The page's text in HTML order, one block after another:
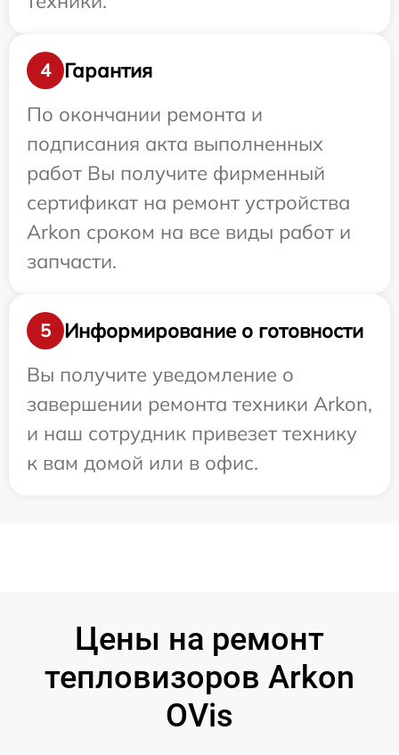
4
Гарантия
По окончании ремонта и
подписания акта выполненных
работ Вы получите фирменный
сертификат на ремонт устройства
Arkon сроком на все виды работ и
запчасти.
5
Информирование о готовности
Вы получите уведомление о
завершении ремонта техники Arkon,
и наш сотрудник привезет технику
к вам домой или в офис.
Цены на ремонт
тепловизоров Arkon
OVis